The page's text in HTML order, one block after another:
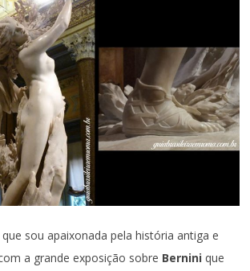
sou apaixonada pela história antiga e
a grande exposição sobre Bernini que